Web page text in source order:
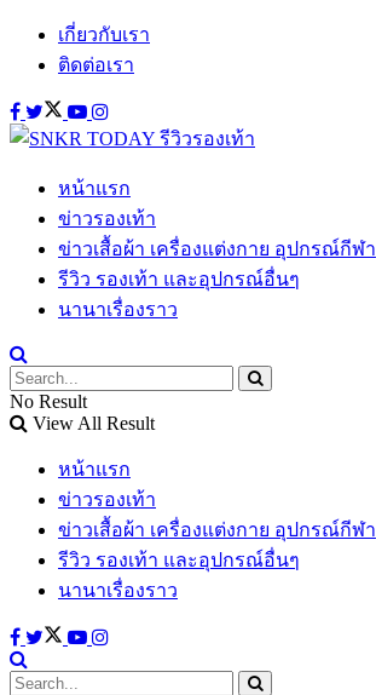
เกี่ยวกับเรา
ติดต่อเรา
หน้าแรก
ข่าวรองเท้า
ข่าวเสื้อผ้า เครื่องแต่งกาย อุปกรณ์กีฬา
รีวิว รองเท้า และอุปกรณ์อื่นๆ
นานาเรื่องราว
No Result
View All Result
หน้าแรก
ข่าวรองเท้า
ข่าวเสื้อผ้า เครื่องแต่งกาย อุปกรณ์กีฬา
รีวิว รองเท้า และอุปกรณ์อื่นๆ
นานาเรื่องราว